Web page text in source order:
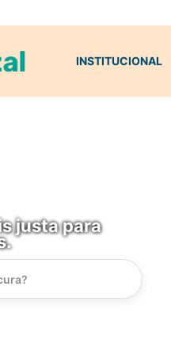
INSTITUCIONAL
justa para